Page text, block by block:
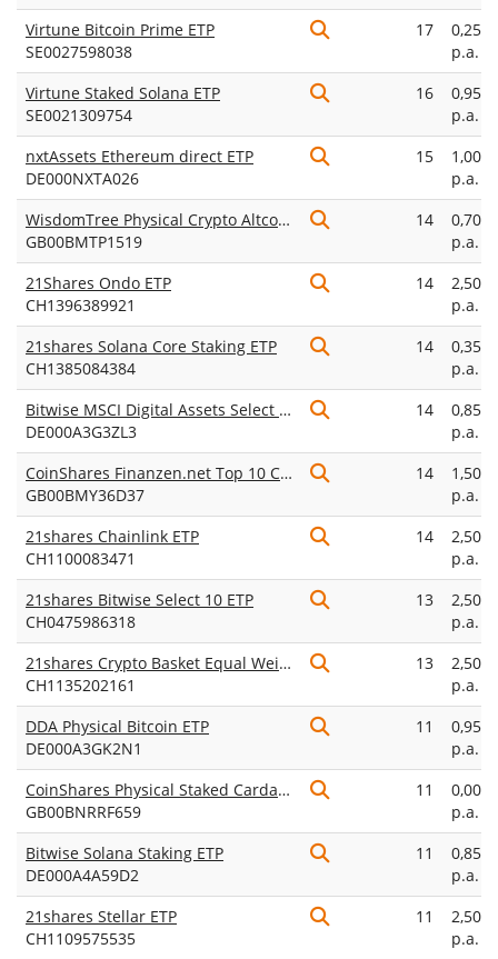
Virtune Bitcoin Prime ETP
SE0027598038
17
0,25%
p.a.
Virtune Staked Solana ETP
SE0021309754
16
0,95%
p.a.
nxtAssets Ethereum direct ETP
DE000NXTA026
15
1,00%
p.a.
WisdomTree Physical Crypto Altcoins
GB00BMTP1519
14
0,70%
p.a.
21Shares Ondo ETP
CH1396389921
14
2,50%
p.a.
21shares Solana Core Staking ETP
CH1385084384
14
0,35%
p.a.
Bitwise MSCI Digital Assets Select 20 ETP
DE000A3G3ZL3
14
0,85%
p.a.
CoinShares Finanzen.net Top 10 Crypto ETP
GB00BMY36D37
14
1,50%
p.a.
21shares Chainlink ETP
CH1100083471
14
2,50%
p.a.
21shares Bitwise Select 10 ETP
CH0475986318
13
2,50%
p.a.
21shares Crypto Basket Equal Weight ETP
CH1135202161
13
2,50%
p.a.
DDA Physical Bitcoin ETP
DE000A3GK2N1
11
0,95%
p.a.
CoinShares Physical Staked Cardano
GB00BNRRF659
11
0,00%
p.a.
Bitwise Solana Staking ETP
DE000A4A59D2
11
0,85%
p.a.
21shares Stellar ETP
CH1109575535
11
2,50%
p.a.